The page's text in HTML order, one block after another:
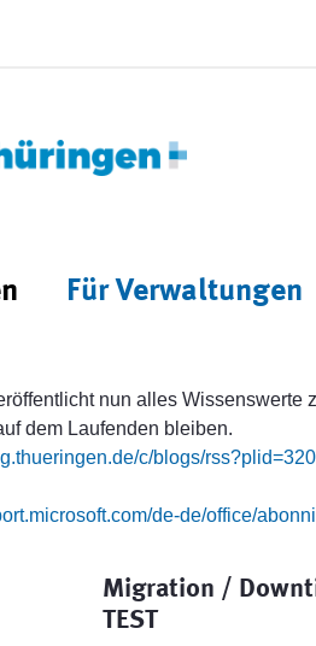
Für Verwaltungen
nun alles
dem Laufenden bleiben.
c/blogs/
de-de/office/
Migration /
TEST